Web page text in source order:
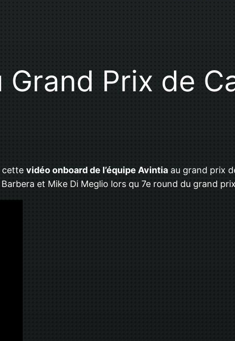
Prix de
cette vidéo onboard de l’équipe Avintia au grand prix
et Mike Di Meglio lors qu 7e round du grand